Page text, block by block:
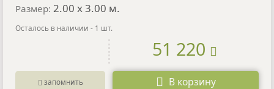
Размер: 2.00 x3.00 м.
Осталось в наличии - 1 шт.
51 220
В корзину
запомнить